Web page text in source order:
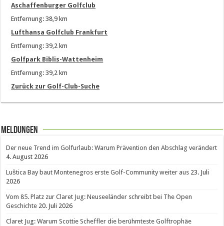
Aschaffenburger Golfclub
Entfernung: 38,9 km
Lufthansa Golfclub Frankfurt
Entfernung: 39,2 km
Golfpark Biblis-Wattenheim
Entfernung: 39,2 km
Zurück zur Golf-Club-Suche
Meldungen
Der neue Trend im Golfurlaub: Warum Prävention den Abschlag verändert
4. August 2026
Luštica Bay baut Montenegros erste Golf-Community weiter aus 23. Juli
2026
Vom 85. Platz zur Claret Jug: Neuseeländer schreibt bei The Open
Geschichte 20. Juli 2026
Claret Jug: Warum Scottie Scheffler die berühmteste Golftrophäe